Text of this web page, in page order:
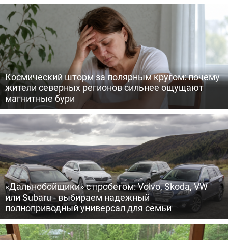
Космический шторм за полярным кругом: почему
жители северных регионов сильнее ощущают
магнитные бури
«Дальнобойщики» с пробегом: Volvo, Skoda, VW
или Subaru - выбираем надежный
полноприводный универсал для семьи